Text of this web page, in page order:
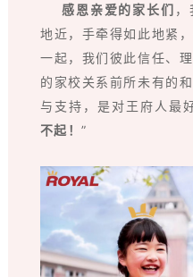
感恩亲爱的家长们
地近，手牵得如此地紧
一起，我们彼此信任、
的家校关系前所未有的
与支持，是对王府人最
不起！”